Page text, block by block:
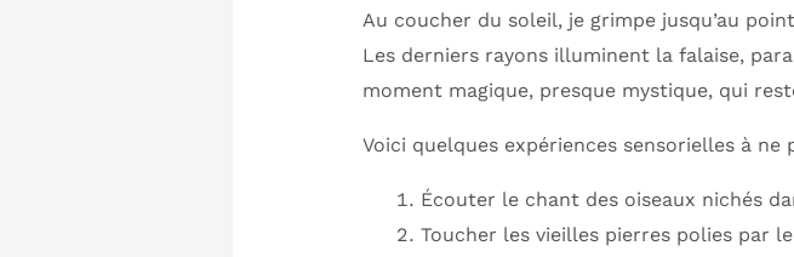
Au coucher du soleil, je grimpe jusqu’au
Les derniers rayons illuminent la falaise,
moment magique, presque mystique, qui
Voici quelques expériences sensorielles à ne
Écouter le chant des oiseaux nichés
Toucher les vieilles pierres polies par